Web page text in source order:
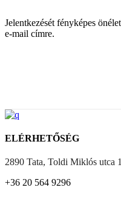
Jelentkezését fényképes
e-mail címre.
ELÉRHETŐSÉG
2890 Tata, Toldi Miklós utca
+36 20 564 9296